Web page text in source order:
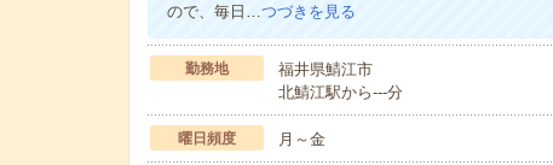
ので、毎日…つづきを見る
勤務地
福井県鯖江市
北鯖江駅から---分
曜日頻度 月～金